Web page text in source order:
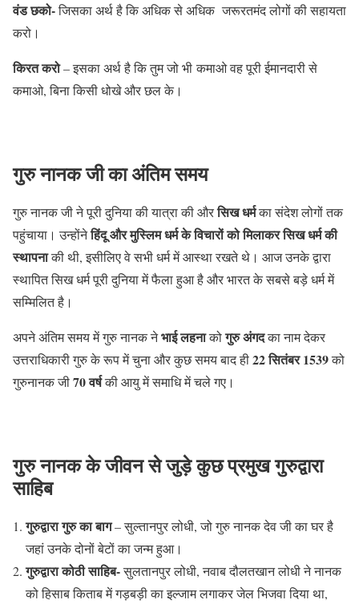
वंड छको-जिसका अर्थ है कि अधिक से अधिक जरूरतमंद लोगों की सहायता
करो।
किरत करो– इसका अर्थ है कि तुम जो भी कमाओ वह पूरी ईमानदारी से
कमाओ, बिना किसी धोखे और छल के।
गुरु नानक जी का अंतिम समय
गुरु नानक जी ने पूरी दुनिया की यात्रा की औरसिख धर्मका संदेश लोगों तक
पहुंचाया। उन्होंनेहिंदू और मुस्लिम धर्म के विचारों को मिलाकर सिख धर्म की
स्थापनाकी थी, इसीलिए वे सभी धर्म में आस्था रखते थे। आज उनके द्वारा
स्थापित सिख धर्म पूरी दुनिया में फैला हुआ है और भारत के सबसे बड़े धर्म में
सम्मिलित है।
अपने अंतिम समय में गुरु नानक नेभाई लहनाकोगुरु अंगदका नाम देकर
उत्तराधिकारी गुरु के रूप में चुना और कुछ समय बाद ही22 सितंबर 1539को
गुरुनानक जी70 वर्षकी आयु में समाधि में चले गए।
गुरु नानक के जीवन से जुड़े कुछ प्रमुख गुरुद्वारा
साहिब
गुरुद्वारा गुरु का बाग– सुल्तानपुर लोधी, जो गुरु नानक देव जी का घर है
जहां उनके दोनों बेटों का जन्म हुआ।
गुरुद्वारा कोठी साहिब-सुलतानपुर लोधी, नवाब दौलतखान लोधी ने नानक
को हिसाब किताब में गड़बड़ी का इल्जाम लगाकर जेल भिजवा दिया था,